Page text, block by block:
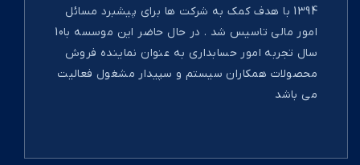
1394 با هدف کمک به شرکت ها برای پیشبرد مسائل
امور مالی تاسیس شد . در حال حاضر این موسسه با10
سال تجربه امور حسابداری به عنوان نماینده فروش
محصولات همکاران سیستم و سپیدار مشغول فعالیت
می باشد